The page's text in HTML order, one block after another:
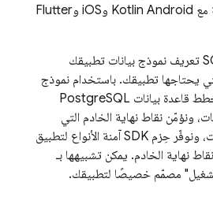
البرامج (SDK) المتوافقة مع Kotlin Android وiOS وFlutter
تعريف نموذج بيانات تطبيقك
يحتاجها تطبيقك. باستخدام نموذج
البيانات، ننشئ تلقائيًا مخطط قاعدة بيانات PostgreSQL
ونؤمّن نقاط نهاية الخادم التي
تتواصل مع قاعدة البيانات، ونوفّر حِزم SDK آمنة الأنواع لتطبيق
نهاية الخادم. يمكن تشبيهها بـ
مصمّم خصيصًا لتطبيقك.